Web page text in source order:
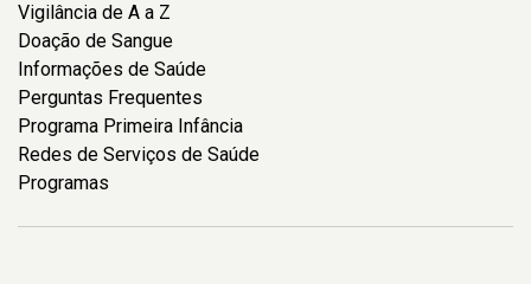
Vigilância de A a Z
Doação de Sangue
Informações de Saúde
Perguntas Frequentes
Programa Primeira Infância
Redes de Serviços de Saúde
Programas